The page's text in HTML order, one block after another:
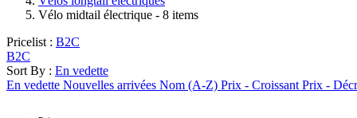
Vélo midtail électrique - 8 items
Pricelist : B2C
B2C
Sort By : En vedette
En vedette Nouvelles arrivées Nom (A-Z) Prix - Croissant Prix -